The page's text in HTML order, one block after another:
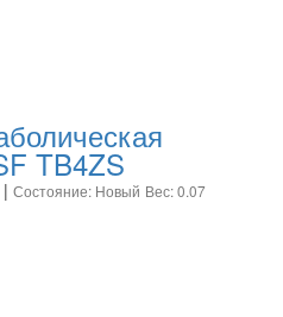
TB4ZS
| Состояние: Новый Вес: 0.07